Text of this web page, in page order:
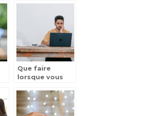
cours en ligne
Que faire
lorsque vous
difficultes dans
une matiere
universitaire ?